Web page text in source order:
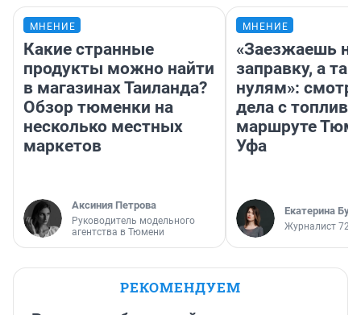
МНЕНИЕ
Какие странные
продукты можно найти
в магазинах Таиланда?
Обзор тюменки на
несколько местных
маркетов
Аксиния Петрова
Руководитель модельного
агентства в Тюмени
МНЕНИЕ
«Заезжаешь на
заправку, а
нулям»:
дела с
маршруте
Уфа
Екатерина
Журналист
РЕКОМЕНДУЕМ